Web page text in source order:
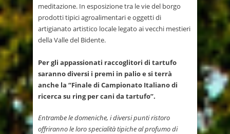
meditazione. In esposizione tra le vie del borgo
prodotti tipici agroalimentari e oggetti di
artigianato artistico locale legato ai vecchi mestieri
della Valle del Bidente.
Per gli appassionati raccoglitori di tartufo
saranno diversi i premi in palio e si terrà
anche la “Finale di Campionato Italiano di
ricerca su ring per cani da tartufo”.
Entrambe le domeniche, i diversi punti ristoro
offriranno le loro specialità tipiche al profumo di